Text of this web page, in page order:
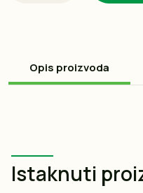
Opis proizvoda
Istaknuti